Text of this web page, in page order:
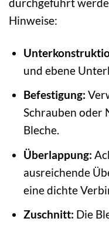
Hinweise:
und ebene
Befestigung:
Schrauben oder
Bleche.
Überlappung:
ausreichende
eine dichte
Zuschnitt: Die